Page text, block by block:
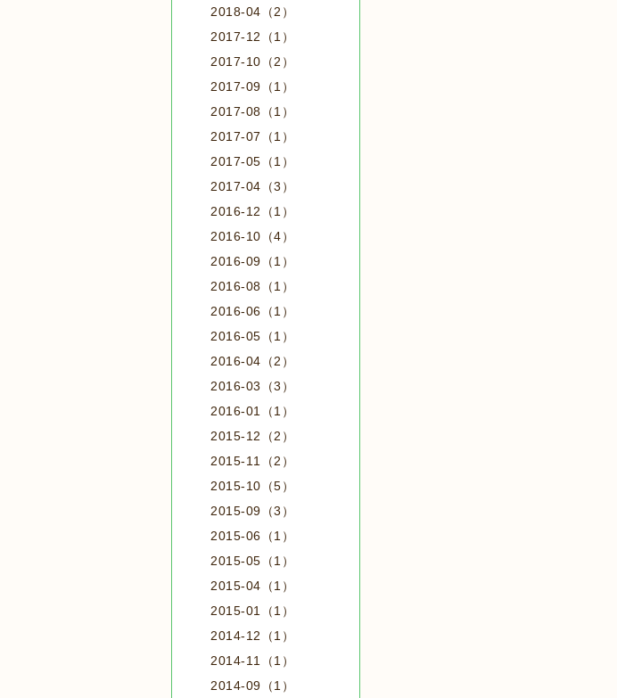
2018-04（2）
2017-12（1）
2017-10（2）
2017-09（1）
2017-08（1）
2017-07（1）
2017-05（1）
2017-04（3）
2016-12（1）
2016-10（4）
2016-09（1）
2016-08（1）
2016-06（1）
2016-05（1）
2016-04（2）
2016-03（3）
2016-01（1）
2015-12（2）
2015-11（2）
2015-10（5）
2015-09（3）
2015-06（1）
2015-05（1）
2015-04（1）
2015-01（1）
2014-12（1）
2014-11（1）
2014-09（1）